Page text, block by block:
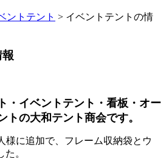
ントテント > イベントテントの情
・イベントテント・看板・オー
トの大和テント商会です。
様に追加で、フレーム収納袋とウ
。